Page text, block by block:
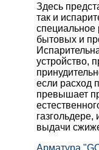
Здесь
так и
бытовых и
устройство,
если расход
превышает
выдачи
Арматура